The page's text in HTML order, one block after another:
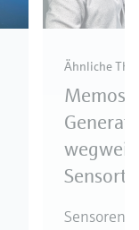
Ähnliche
Sensoren